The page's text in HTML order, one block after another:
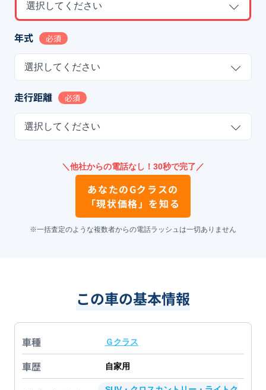
選択してください
年式 必須
選択してください
走行距離 必須
選択してください
＼他社からの電話なし！30秒で完了／
あなたのGクラスの
「現状価格」を知る
※一括査定のような複数者からの電話ラッシュは一切ありません
この車の基本情報
車種 Ｇクラス
車歴 自家用